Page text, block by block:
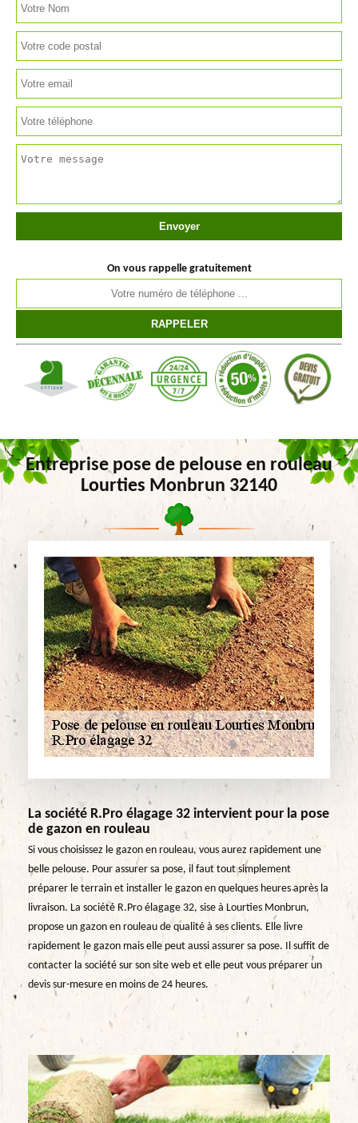
On vous rappelle gratuitement
Entreprise pose de pelouse en rouleau
Lourties Monbrun 32140
La société R.Pro élagage 32 intervient pour la pose
de gazon en rouleau
Si vous choisissez le gazon en rouleau, vous aurez rapidement une
belle pelouse. Pour assurer sa pose, il faut tout simplement
préparer le terrain et installer le gazon en quelques heures après la
livraison. La société R.Pro élagage 32, sise à Lourties Monbrun,
propose un gazon en rouleau de qualité à ses clients. Elle livre
rapidement le gazon mais elle peut aussi assurer sa pose. Il suffit de
contacter la société sur son site web et elle peut vous préparer un
devis sur-mesure en moins de 24 heures.